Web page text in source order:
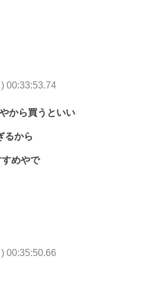
00:33:53.74
から買うといい
るから
めやで
00:35:50.66